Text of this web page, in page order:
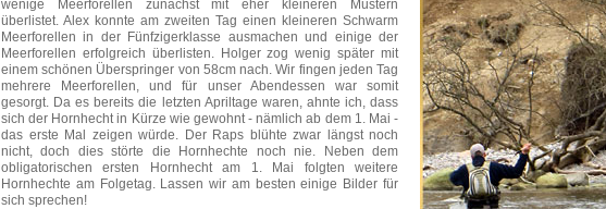
wenige Meerforellen zunächst mit eher kleineren Mustern
überlistet. Alex konnte am zweiten Tag einen kleineren Schwarm
Meerforellen in der Fünfzigerklasse ausmachen und einige der
Meerforellen erfolgreich überlisten. Holger zog wenig später mit
einem schönen Überspringer von 58cm nach. Wir fingen jeden Tag
mehrere Meerforellen, und für unser Abendessen war somit
gesorgt. Da es bereits die letzten Apriltage waren, ahnte ich, dass
sich der Hornhecht in Kürze wie gewohnt - nämlich ab dem 1. Mai -
das erste Mal zeigen würde. Der Raps blühte zwar längst noch
nicht, doch dies störte die Hornhechte noch nie. Neben dem
obligatorischen ersten Hornhecht am 1. Mai folgten weitere
Hornhechte am Folgetag. Lassen wir am besten einige Bilder für
sich sprechen!